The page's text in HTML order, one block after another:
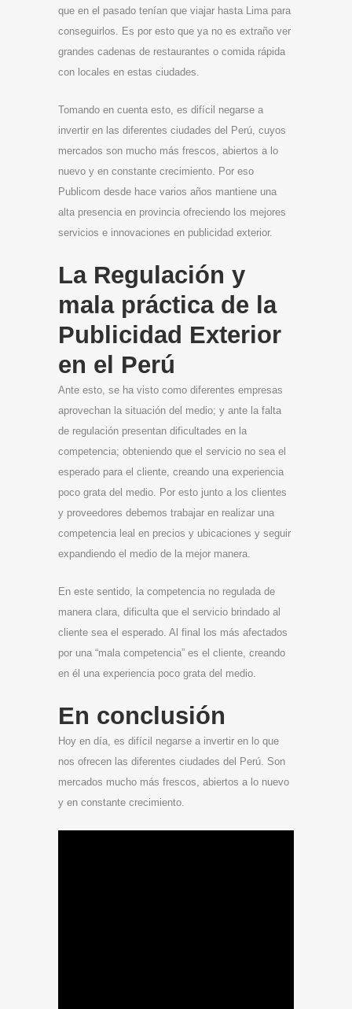
que en el pasado tenían que viajar hasta Lima para
conseguirlos. Es por esto que ya no es extraño ver
grandes cadenas de restaurantes o comida rápida
con locales en estas ciudades.
Tomando en cuenta esto, es difícil negarse a
invertir en las diferentes ciudades del Perú, cuyos
mercados son mucho más frescos, abiertos a lo
nuevo y en constante crecimiento. Por eso
Publicom desde hace varios años mantiene una
alta presencia en provincia ofreciendo los mejores
servicios e innovaciones en publicidad exterior.
La Regulación y
mala práctica de la
Publicidad Exterior
en el Perú
Ante esto, se ha visto como diferentes empresas
aprovechan la situación del medio; y ante la falta
de regulación presentan dificultades en la
competencia; obteniendo que el servicio no sea el
esperado para el cliente, creando una experiencia
poco grata del medio. Por esto junto a los clientes
y proveedores debemos trabajar en realizar una
competencia leal en precios y ubicaciones y seguir
expandiendo el medio de la mejor manera.
En este sentido, la competencia no regulada de
manera clara, dificulta que el servicio brindado al
cliente sea el esperado. Al final los más afectados
por una “mala competencia” es el cliente, creando
en él una experiencia poco grata del medio.
En conclusión
Hoy en día, es difícil negarse a invertir en lo que
nos ofrecen las diferentes ciudades del Perú. Son
mercados mucho más frescos, abiertos a lo nuevo
y en constante crecimiento.